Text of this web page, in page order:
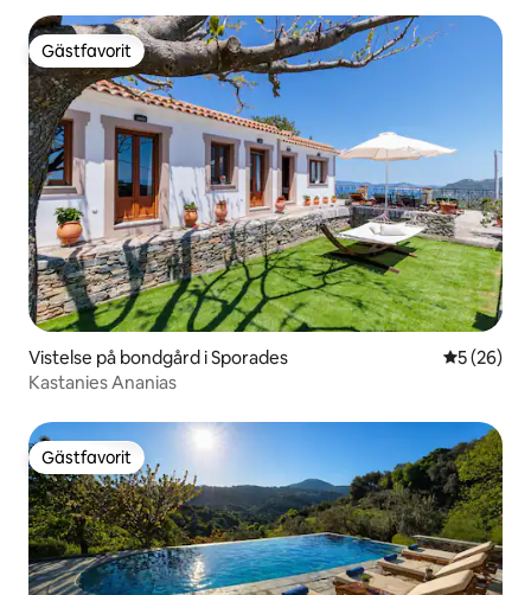
Gästfavorit
Gästfavorit
Vistelse på bondgård i Sporades 5 av 5 i
5 (26)
Kastanies Ananias
Gästfavorit
Gästfavorit